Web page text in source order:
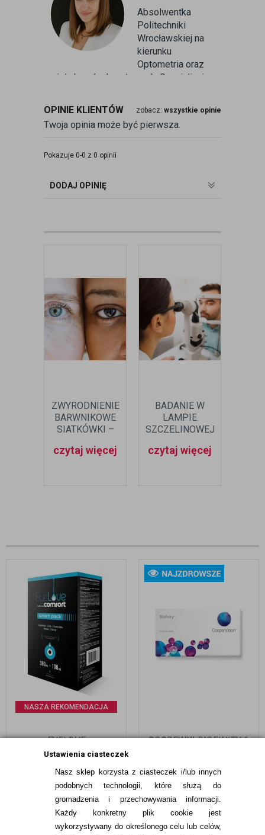
Ustawienia ciasteczek
Nasz sklep korzysta z ciasteczek i/lub innych
podobnych technologii, które służą do
gromadzenia i przechowywania informacji.
Każdy konkretny plik cookie jest
wykorzystywany do określonego celu lub celów,
Absolwentka
Politechniki
Wrocławskiej na
kierunku
Optometria oraz
wielu kursów branżowych. Specjalizuje
kontaktologii, czyli dobieraniu
soczewek kontaktowych miękkich. Od
ponad 10 lat pracuje w branży
optometrysta pracujący w gabinecie.
badania wad refrakcji, dobierając
OPINIE KLIENTÓW zobacz: wszystkie opinie
Twoja opinia może być pierwsza.
Pokazuje 0-0 z 0 opinii
DODAJ OPINIĘ
ZWYRODNIENIE
BARWNIKOWE
SIATKÓWKI –
CHOROBA?
czytaj więcej
BADANIE W
LAMPIE
SZCZELINOWEJ
POLEGA?
czytaj więcej
NASZA REKOMENDACJA
EYELOVE
ULTRACOMFORT
100 ML + POJEMNIK
39,99pln
SOCZEWKI BIOFINITY 6
93,99 pln